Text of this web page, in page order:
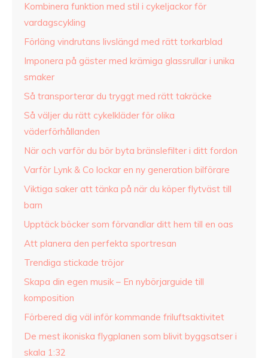
Kombinera funktion med stil i cykeljackor för
vardagscykling
Förläng vindrutans livslängd med rätt torkarblad
Imponera på gäster med krämiga glassrullar i unika
smaker
Så transporterar du tryggt med rätt takräcke
Så väljer du rätt cykelkläder för olika
väderförhållanden
När och varför du bör byta bränslefilter i ditt fordon
Varför Lynk & Co lockar en ny generation bilförare
Viktiga saker att tänka på när du köper flytväst till
barn
Upptäck böcker som förvandlar ditt hem till en oas
Att planera den perfekta sportresan
Trendiga stickade tröjor
Skapa din egen musik – En nybörjarguide till
komposition
Förbered dig väl inför kommande friluftsaktivitet
De mest ikoniska flygplanen som blivit byggsatser i
skala 1:32